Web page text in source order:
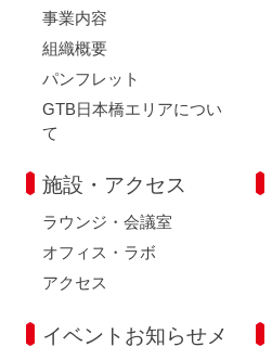
事業内容
組織概要
パンフレット
GTB日本橋エリアについ
て
施設・アクセス
ラウンジ・会議室
オフィス・ラボ
アクセス
イベントお知らせメ